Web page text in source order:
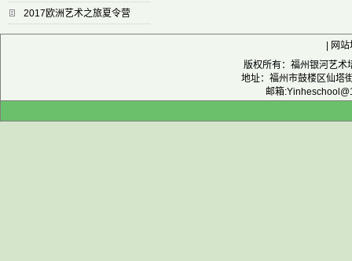
2017欧洲艺术之旅夏令营
网
版权所有：福州银河艺
地址：福州市鼓楼区仙
邮箱